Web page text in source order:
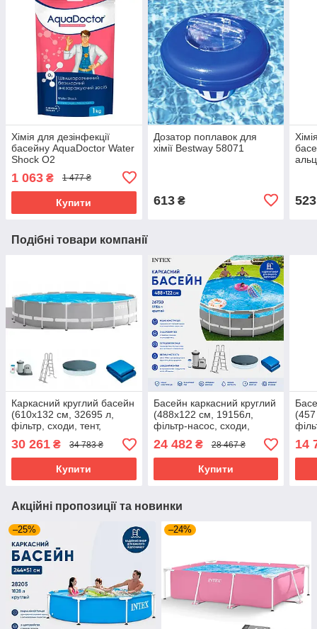
Хімія для дезінфекції
басейну AquaDoctor Water
Shock O2
1 063 ₴ 1 477 ₴
Купити
Дозатор поплавок для
хімії Bestway 58071
613₴ 523
Подібні товари компанії
Каркасний круглий басейн
(610x132 см, 32695 л,
фільтр, сходи, тент,
підстилка) Intex 26756
Сірий
30 261 ₴ 34 783 ₴
Купити
Басейн каркасний круглий
(488x122 см, 19156л,
фільтр-насос, сходи,
підстилка, тент) Intex
26730 Сірий
24 482₴ 28 467 ₴
Купити
14
Акційні пропозиції та новинки
–25% –24%